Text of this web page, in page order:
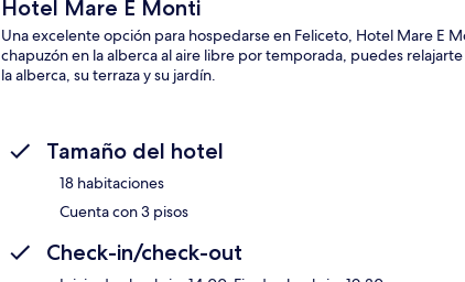
Hotel Mare E Monti
Una excelente opción para hospedarse en Feliceto, Hotel Mare E
chapuzón en la alberca al aire libre por temporada, puedes
la alberca, su terraza y su jardín.
Tamaño del hotel
18 habitaciones
Cuenta con 3 pisos
Check-in/check-out